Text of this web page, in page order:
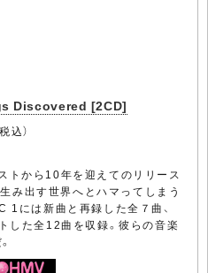
Discovered [2CD]
）
トから10年を迎えてのリリース
み出す世界へとハマってしまう
1には新曲と再録した全７曲、
した全12曲を収録。彼らの音楽